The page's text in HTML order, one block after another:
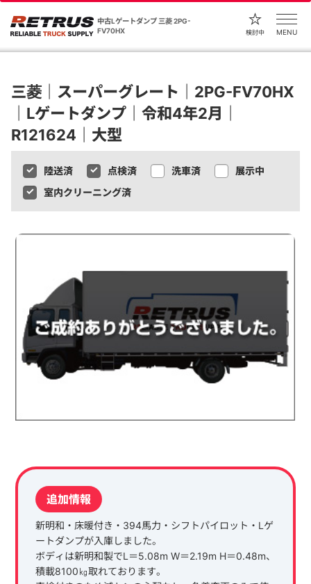
中古Lゲートダンプ 三菱 2PG-
FV70HX
検討中 MENU
三菱｜スーパーグレート｜2PG-FV70HX
｜Lゲートダンプ｜令和4年2月｜
R121624｜大型
陸送済 点検済 洗車済
展示中
室内クリーニング済
追加情報
新明和・床暖付き・394馬力・シフトパイロット・Lゲ
ートダンプが入庫しました。
ボディは新明和製でL＝5.08m W＝2.19m H＝0.48m、
積載8100㎏取れております。